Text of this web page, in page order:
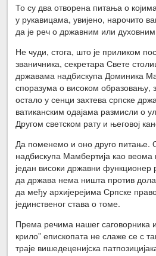
То су два отворена питања о
у рукавицама, увијено, нарочито
да је реч о државним или
Не чуди, стога, што је приликом
званичника, секретара Свете
државама надбискупа Доминика
споразума о високом образовању,
остало у сенци захтева српске
ватиканским одајама размисли о
Другом светском рату и његовој
Да поменемо и оно друго питање.
надбискупа Мамбертија као
један високи државни функционер
да држава нема ништа против
да међу архијерејима Српске
јединственог става о томе.
Према речима нашег саговорника
крило” епископата не слаже се с
траје вишедеценијска